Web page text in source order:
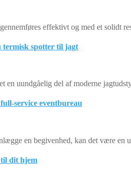
effektivt og med et solidt
termisk spotter til jagt
en uundgåelig del af moderne
service eventbureau
en begivenhed, kan det være en
dit hjem